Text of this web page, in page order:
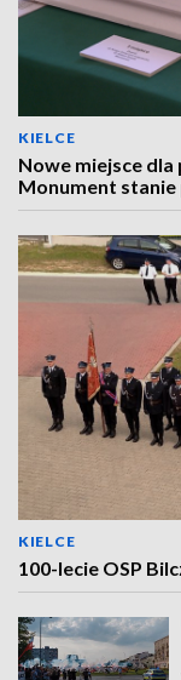
KIELCE
Nowe miejsce dla
Monument
KIELCE
100-lecie OSP